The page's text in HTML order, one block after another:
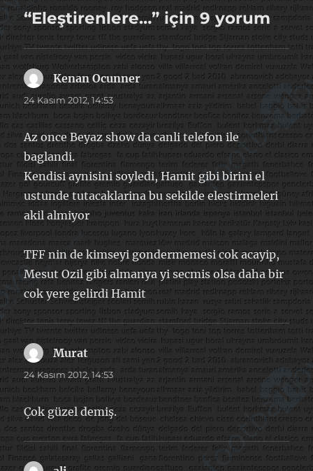
“Eleştirenlere…” için 9 yorum
Kenan Ocunner dedi
ki:
24 Kasım 2012, 14:53
Az once Beyaz show da canli telefon ile
baglandi.
Kendisi aynisini soyledi, Hamit gibi birini el
ustunde tutacaklarina bu sekilde elestirmeleri
akil almiyor
TFF nin de kimseyi gondermemesi cok acayip,
Mesut Ozil gibi almanya yi secmis olsa daha bir
cok yere gelirdi Hamit
Muratdedi
ki:
24 Kasım 2012, 14:53
Çok güzel demiş.